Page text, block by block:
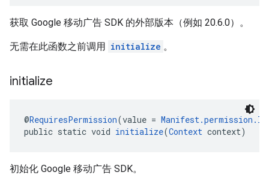
获取 Google 移动广告 SDK 的外部版本（例如 20.6.0）。
无需在此函数之前调用 initialize 。
initialize
@RequiresPermission(value =
public static void initialize(Context context)
初始化 Google 移动广告 SDK。